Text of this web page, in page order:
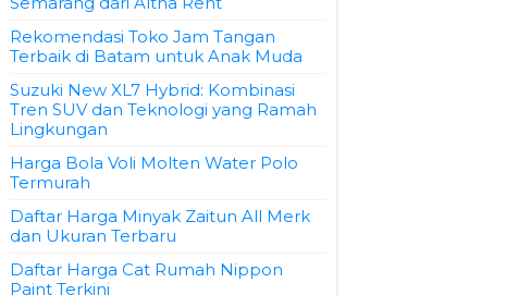
Rekomendasi Toko Jam Tangan
Terbaik di Batam untuk Anak Muda
Suzuki New XL7 Hybrid: Kombinasi
Tren SUV dan Teknologi yang Ramah
Lingkungan
Harga Bola Voli Molten Water Polo
Termurah
Daftar Harga Minyak Zaitun All Merk
dan Ukuran Terbaru
Daftar Harga Cat Rumah Nippon
Paint Terkini